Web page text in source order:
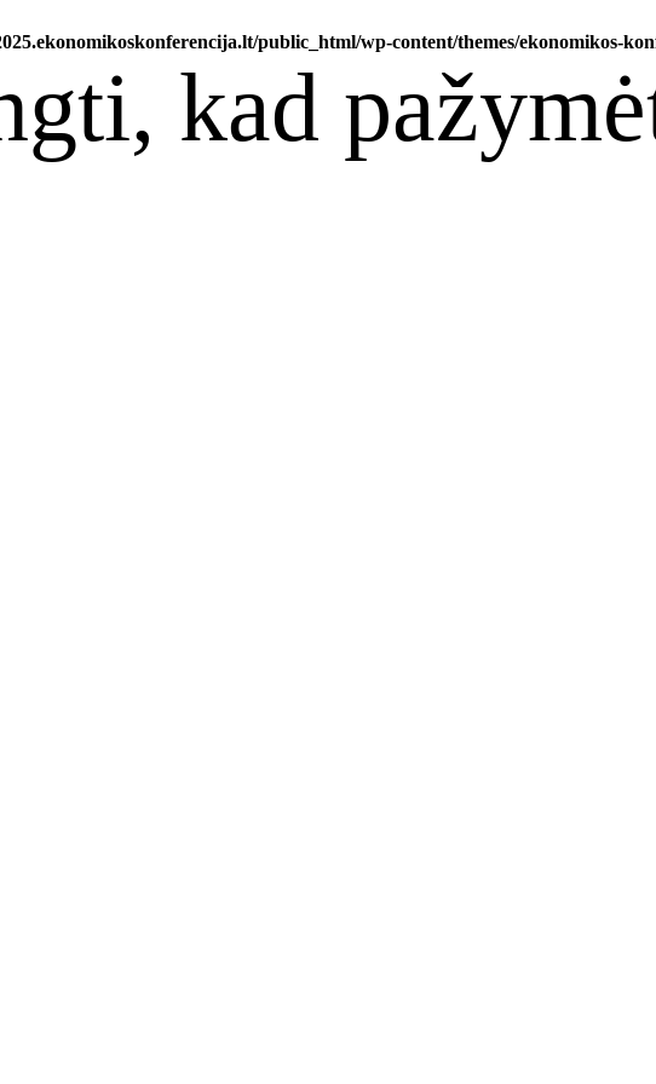
public_html/wp-content/themes/ekonomikos-
kad